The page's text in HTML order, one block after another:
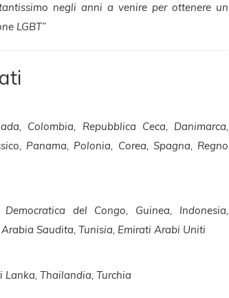
negli anni a venire per ottenere un
LGBT”
Colombia, Repubblica Ceca, Danimarca,
Panama, Polonia, Corea, Spagna, Regno
del Congo, Guinea, Indonesia,
Saudita, Tunisia, Emirati Arabi Uniti
Lanka, Thailandia, Turchia